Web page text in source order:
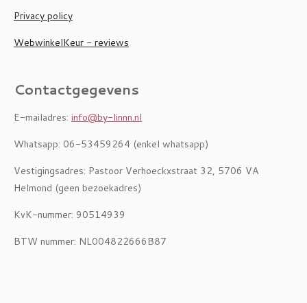
Privacy policy
WebwinkelKeur - reviews
Contactgegevens
E-mailadres: info@by-linnn.nl
Whatsapp: 06-53459264 (enkel whatsapp)
Vestigingsadres: Pastoor Verhoeckxstraat 32, 5706 VA
Helmond (geen bezoekadres)
KvK-nummer: 90514939
BTW nummer: NL004822666B87